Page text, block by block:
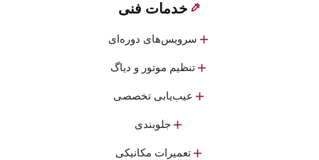
خدمات فنی
سرویس‌های دوره‌ای
تنظیم موتور و دیاگ
عیب‌یابی تخصصی
جلوبندی
تعمیرات مکانیکی